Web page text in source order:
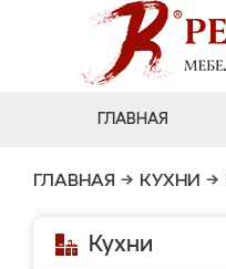
ГЛАВНАЯ
ГЛАВНАЯ → КУХНИ →
Кухни